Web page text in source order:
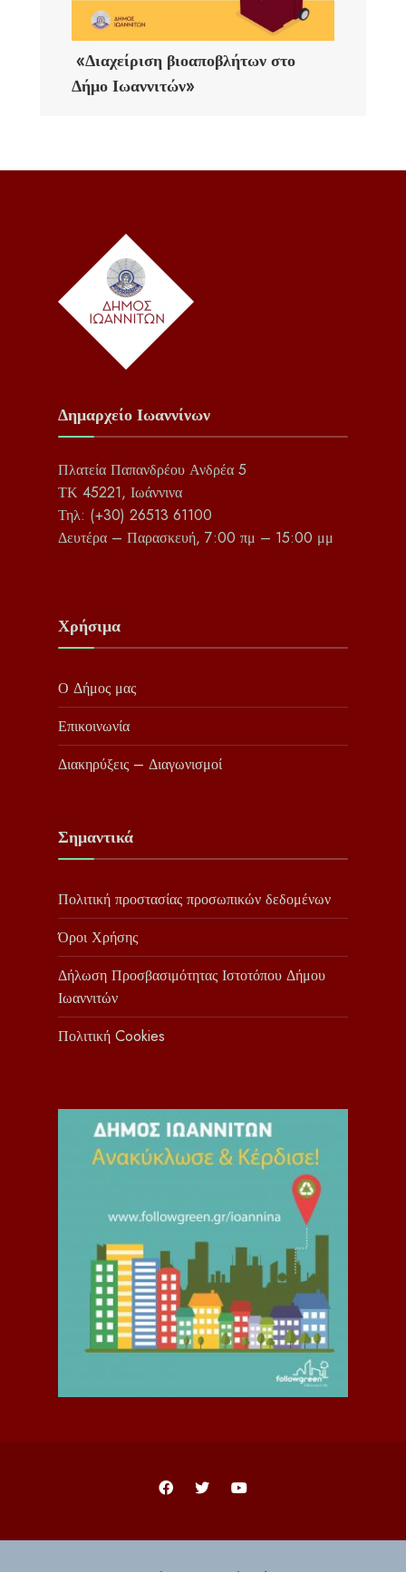
«Διαχείριση βιοαποβλήτων στο
Δήμο Ιωαννιτών»
Δημαρχείο Ιωαννίνων
Πλατεία Παπανδρέου Ανδρέα 5
ΤΚ 45221, Ιωάννινα
Τηλ: (+30) 26513 61100
Δευτέρα – Παρασκευή, 7:00 πμ – 15:00 μμ
Χρήσιμα
Ο Δήμος μας
Επικοινωνία
Διακηρύξεις – Διαγωνισμοί
Σημαντικά
Πολιτική προστασίας προσωπικών δεδομένων
Όροι Χρήσης
Δήλωση Προσβασιμότητας Ιστοτόπου Δήμου
Ιωαννιτών
Πολιτική Cookies